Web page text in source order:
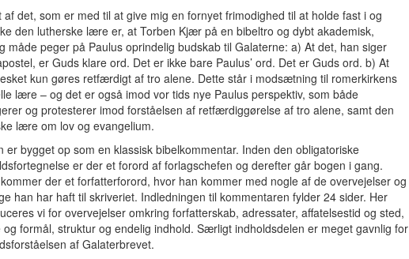
af det, som er med til at give mig en fornyet frimodighed til at holde fast i og
den lutherske lære er, at Torben Kjær på en bibeltro og dybt akademisk,
måde peger på Paulus oprindelig budskab til Galaterne: a) At det, han siger
er Guds klare ord. Det er ikke bare Paulus’ ord. Det er Guds ord. b) At
kun gøres retfærdigt af tro alene. Dette står i modsætning til romerkirkens
lære – og det er også imod vor tids nye Paulus perspektiv, som både
og protesterer imod forståelsen af retfærdiggørelse af tro alene, samt den
lære om lov og evangelium.
er bygget op som en klassisk bibelkommentar. Inden den obligatoriske
er der et forord af forlagschefen og derefter går bogen i gang.
der et forfatterforord, hvor han kommer med nogle af de overvejelser og
han har haft til skriveriet. Indledningen til kommentaren fylder 24 sider. Her
vi for overvejelser omkring forfatterskab, adressater, affatelsestid og sted,
og formål, struktur og endelig indhold. Særligt indholdsdelen er meget gavnlig for
af Galaterbrevet.